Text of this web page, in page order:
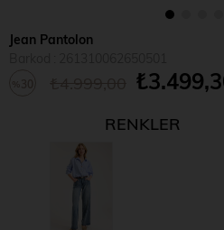
Jean Pantolon
RENKLER